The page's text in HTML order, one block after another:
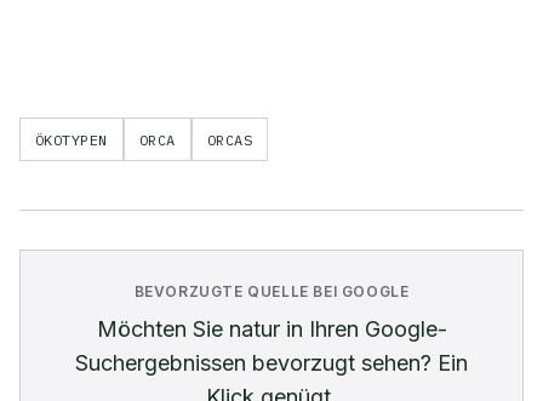
ÖKOTYPEN ORCA ORCAS
BEVORZUGTE QUELLE BEI GOOGLE
Möchten Sie naturin Ihren Google-
Suchergebnissen bevorzugt sehen? Ein